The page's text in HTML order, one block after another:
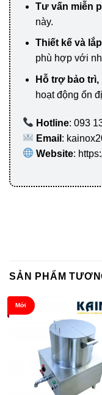
Tư vấn miễn
này.
Thiết kế và
phù hợp với
Hỗ trợ bảo
hoạt động ổn
Hotline: 093
Email :
Website:
SẢN PHẨM
Mới